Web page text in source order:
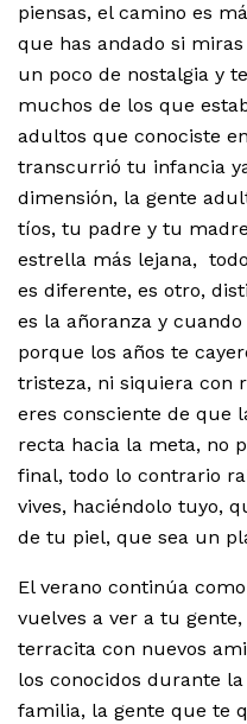
piensas, el camino es
que has andado si
un poco de nostalgia y
muchos de los que
adultos que conociste
transcurrió tu infancia
dimensión, la gente
tíos, tu padre y tu
estrella más lejana,
es diferente, es otro,
es la añoranza y
porque los años te
tristeza, ni siquiera con
eres consciente de que
recta hacia la meta, no
final, todo lo contrario
vives, haciéndolo tuyo,
de tu piel, que sea un
El verano continúa
vuelves a ver a tu
terracita con nuevos
los conocidos durante
familia, la gente que te